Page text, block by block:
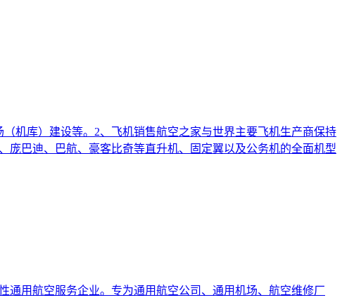
机库）建设等。2、飞机销售航空之家与世界主要飞机生产商保持
巴迪、巴航、豪客比奇等直升机、固定翼以及公务机的全面机型
用航空服务企业。专为通用航空公司、通用机场、航空维修厂